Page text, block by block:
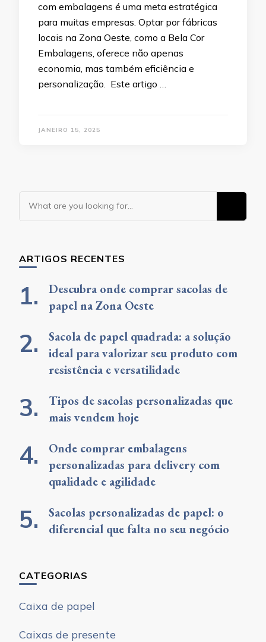
com embalagens é uma meta estratégica
para muitas empresas. Optar por fábricas
locais na Zona Oeste, como a Bela Cor
Embalagens, oferece não apenas
economia, mas também eficiência e
personalização. Este artigo …
JANEIRO 15, 2025
Looking
for
ARTIGOS RECENTES
Descubra onde comprar sacolas de
papel na Zona Oeste
Sacola de papel quadrada: a solução
ideal para valorizar seu produto com
resistência e versatilidade
Tipos de sacolas personalizadas que
mais vendem hoje
Onde comprar embalagens
personalizadas para delivery com
qualidade e agilidade
Sacolas personalizadas de papel: o
diferencial que falta no seu negócio
CATEGORIAS
Caixa de papel
Caixas de presente